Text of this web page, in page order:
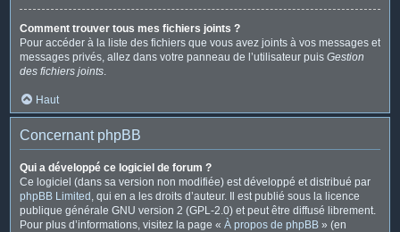
Comment trouver tous mes fichiers joints ?
Pour accéder à la liste des fichiers que vous avez joints à vos messages et
messages privés, allez dans votre panneau de l’utilisateur puis Gestion
des fichiers joints.
Haut
Concernant phpBB
Qui a développé ce logiciel de forum ?
Ce logiciel (dans sa version non modifiée) est développé et distribué par
phpBB Limited , qui en a les droits d’auteur. Il est publié sous la licence
publique générale GNU version 2 (GPL-2.0) et peut être diffusé librement.
Pour plus d’informations, visitez la page « À propos de phpBB » (en